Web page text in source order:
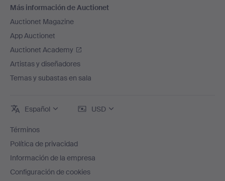
Más información de Auctionet
Auctionet Magazine
App Auctionet
Auctionet Academy
Artistas y diseñadores
Temas y subastas en sala
Español USD
Términos
Política de privacidad
Información de la empresa
Configuración de cookies